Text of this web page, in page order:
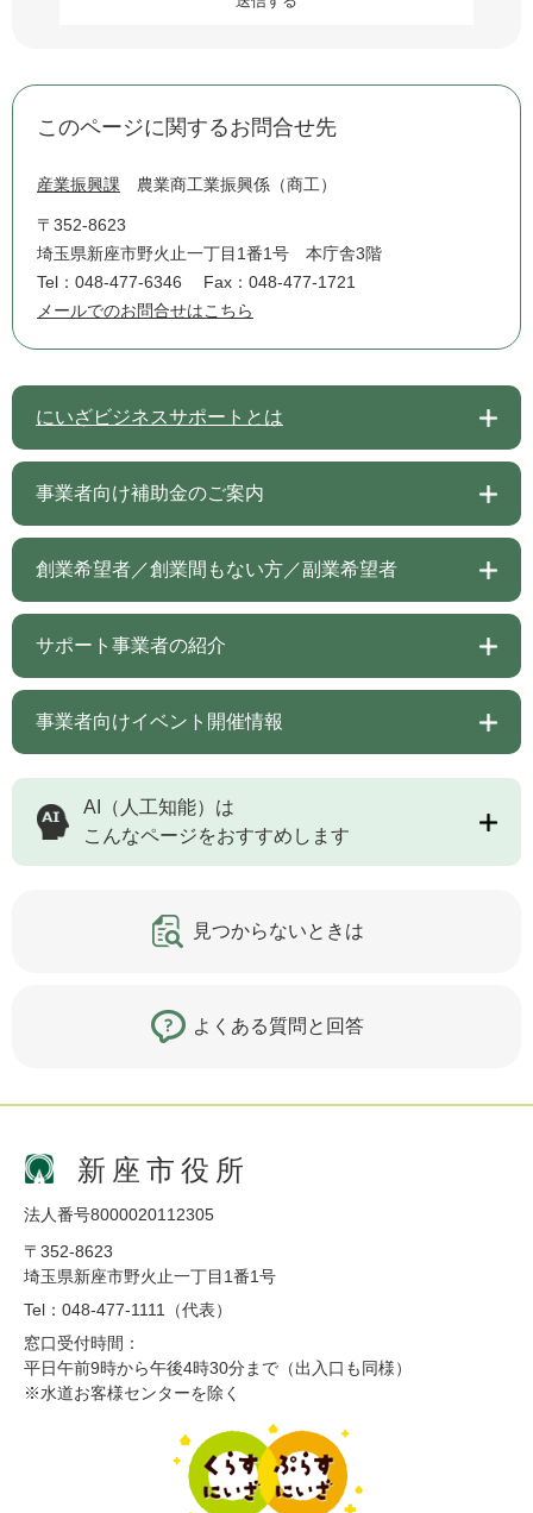
このページに関するお問合せ先
産業振興課 農業商工業振興係（商工）
〒352-8623
埼玉県新座市野火止一丁目1番1号 本庁舎3階
Tel：048-477-6346
Fax：048-477-1721
メールでのお問合せはこちら
にいざビジネスサポートとは
事業者向け補助金のご案内
創業希望者／創業間もない方／副業希望者
サポート事業者の紹介
事業者向けイベント開催情報
AI（人工知能）は
こんなページをおすすめします
見つからないときは
よくある質問と回答
新座市役所
法人番号8000020112305
〒352-8623
埼玉県新座市野火止一丁目1番1号
Tel：048-477-1111（代表）
窓口受付時間：
平日午前9時から午後4時30分まで（出入口も同様）
※水道お客様センターを除く